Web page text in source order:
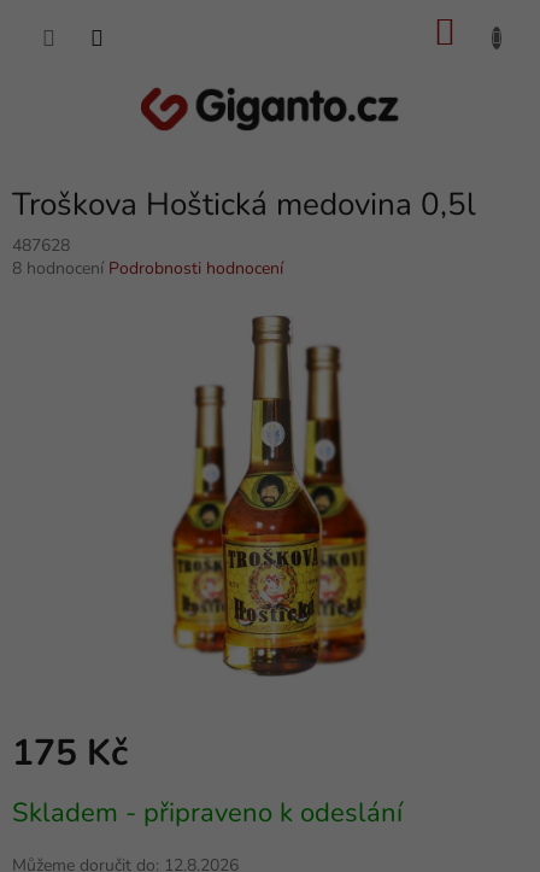
Troškova Hoštická medovina 0,5l
487628
Průměrné
8 hodnocení Podrobnosti hodnocení
175 Kč
cena:
Skladem - připraveno k odeslání
Můžeme doručit do: 12.8.2026